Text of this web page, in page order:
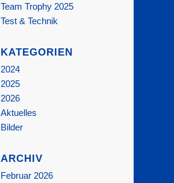
Team Trophy 2025
Test & Technik
KATEGORIEN
2024
2025
2026
Aktuelles
Bilder
ARCHIV
Februar 2026